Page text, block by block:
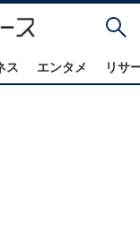
ス エンタメ リサ